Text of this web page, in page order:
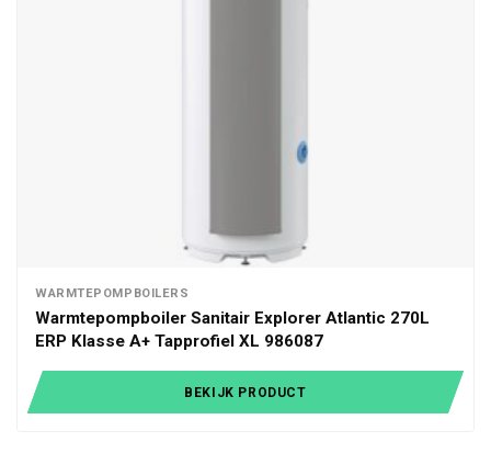
WARMTEPOMPBOILERS
Warmtepompboiler Sanitair Explorer Atlantic 270L
ERP Klasse A+ Tapprofiel XL 986087
BEKIJK PRODUCT